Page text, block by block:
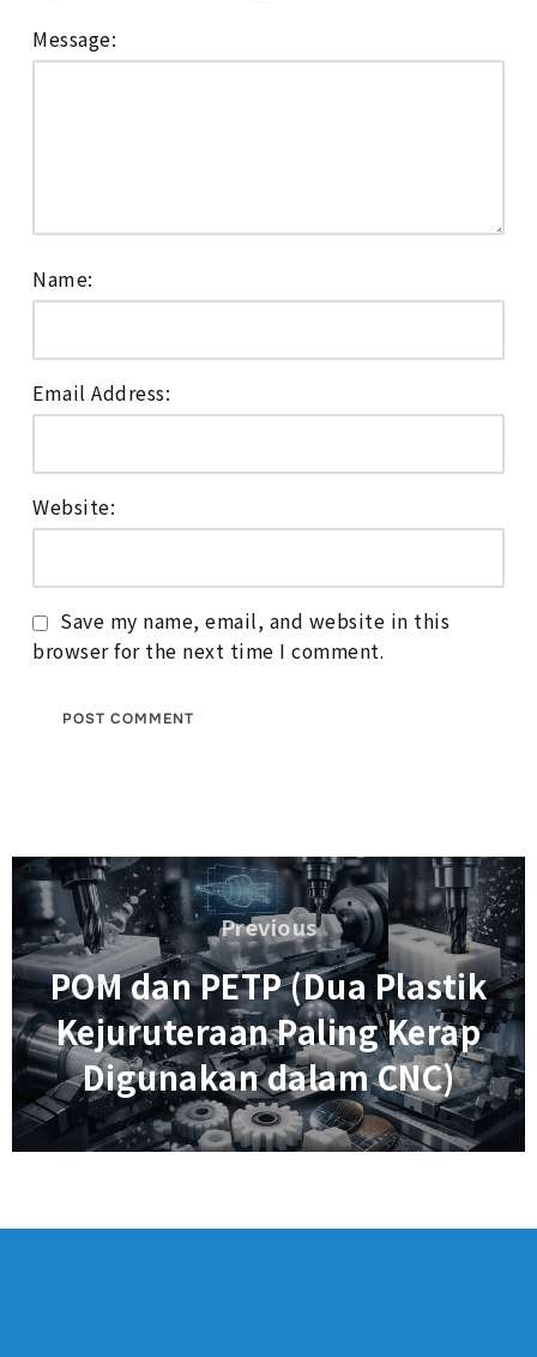
Message:
Name:
Email Address:
Website:
Save my name, email, and website in this
browser for the next time I comment.
Navigasi
kiriman
Previous
Previous
POM dan PETP (Dua Plastik
Kejuruteraan Paling Kerap
Digunakan dalam CNC)